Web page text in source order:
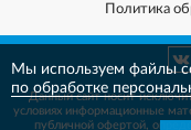
Политика
Данный сайт носит
условиях информационные
публичной офертой,
Мы используем файлы
по обработке